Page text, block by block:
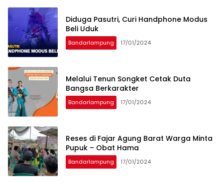
Diduga Pasutri, Curi Handphone Modus
Beli Uduk
Bandarlampung 17/01/2024
Melalui Tenun Songket Cetak Duta
Bangsa Berkarakter
Bandarlampung 17/01/2024
Reses di Fajar Agung Barat Warga Minta
Pupuk – Obat Hama
Bandarlampung 17/01/2024